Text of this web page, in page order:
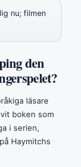
nu; filmen
den
läsare
boken som
i serien,
Haymitchs